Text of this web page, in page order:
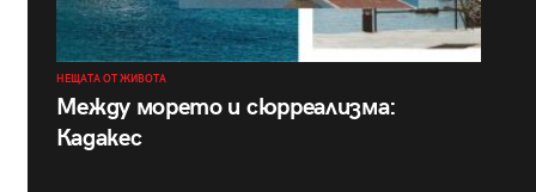
НЕЩАТА ОТ ЖИВОТА
Между морето и сюрреализма:
Кадакес